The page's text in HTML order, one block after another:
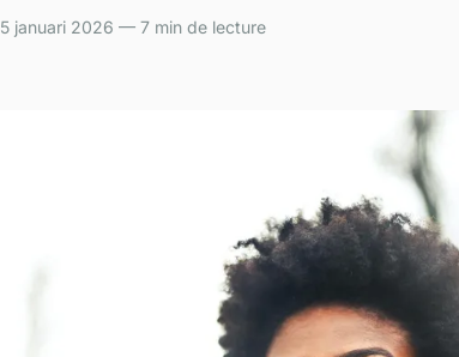
januari 2026 — 7 min de lecture